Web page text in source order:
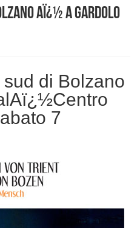
Aï¿½ a Gardolo
di Bolzano
7